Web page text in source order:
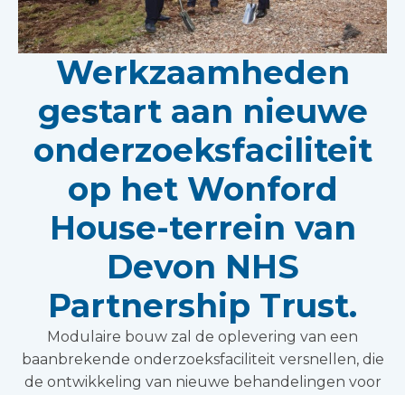
Werkzaamheden
gestart aan nieuwe
onderzoeksfaciliteit
op het Wonford
House-terrein van
Devon NHS
Partnership Trust.
Modulaire bouw zal de oplevering van een
baanbrekende onderzoeksfaciliteit versnellen, die
de ontwikkeling van nieuwe behandelingen voor